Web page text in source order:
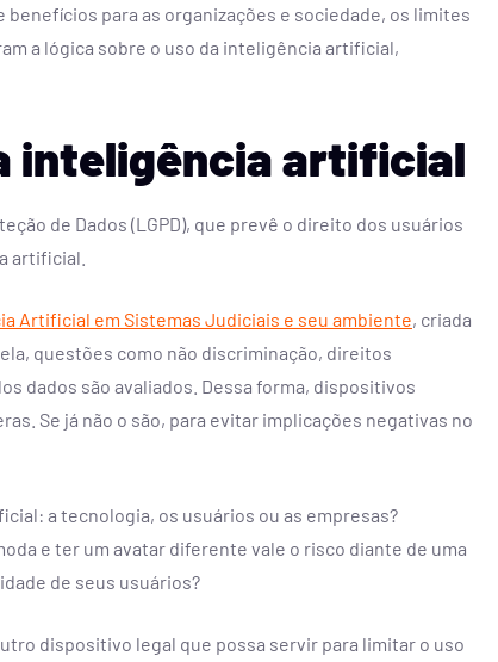
para as organizações e sociedade, os limites
a lógica sobre o uso da inteligência artificial,
inteligência artificial
de Dados (LGPD), que prevê o direito dos usuários
artificial.
Artificial em Sistemas Judiciais e seu ambiente, criada
questões como não discriminação, direitos
dados são avaliados. Dessa forma, dispositivos
Se já não o são, para evitar implicações negativas no
a tecnologia, os usuários ou as empresas?
e ter um avatar diferente vale o risco diante de uma
de seus usuários?
dispositivo legal que possa servir para limitar o uso